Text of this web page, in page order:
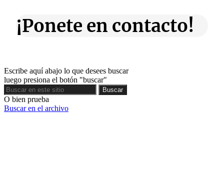
¡Ponete en contacto!
Escribe aquí abajo lo que desees buscar
luego presiona el botón "buscar"
Buscar
Buscar
O bien prueba
Buscar en el archivo